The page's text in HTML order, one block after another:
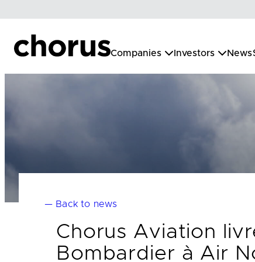
content
Companies Investors News
— Back to news
Chorus Aviation
Bombardier à Air